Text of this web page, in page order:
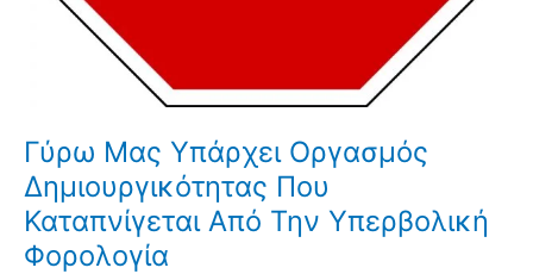
Γύρω Μας Υπάρχει Οργασμός
Δημιουργικότητας Που
Καταπνίγεται Από Την Υπερβολική
Φορολογία